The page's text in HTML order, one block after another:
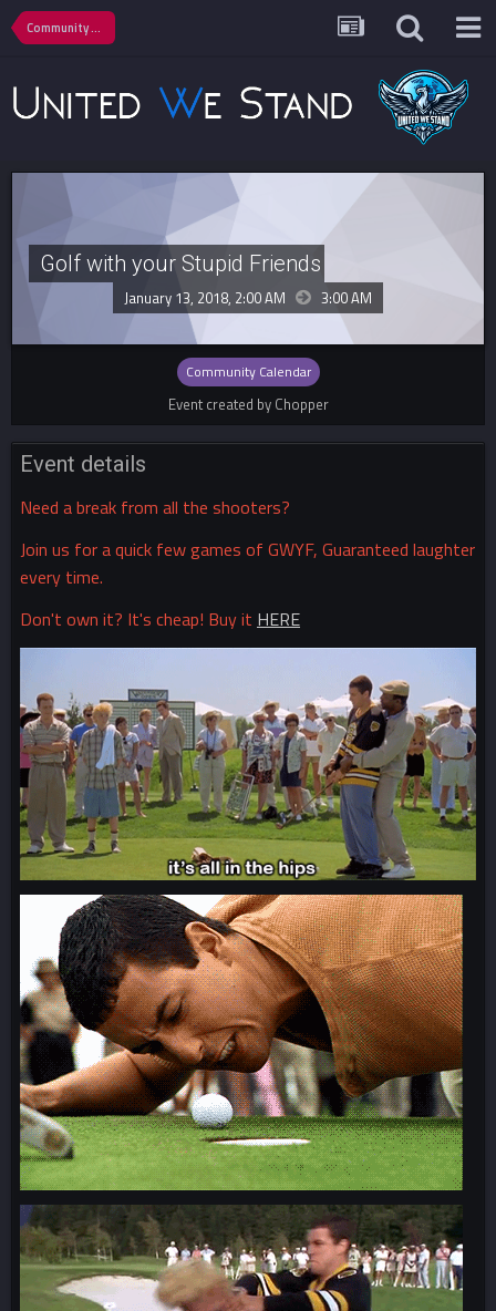
Community Calendar
Golf with your Stupid Friends
January 13, 2018, 2:00 AM 3:00 AM
Community Calendar
Event created by Chopper
Event details
Need a break from all the shooters?
Join us for a quick few games of GWYF, Guaranteed laughter
every time.
Don't own it? It's cheap! Buy it HERE